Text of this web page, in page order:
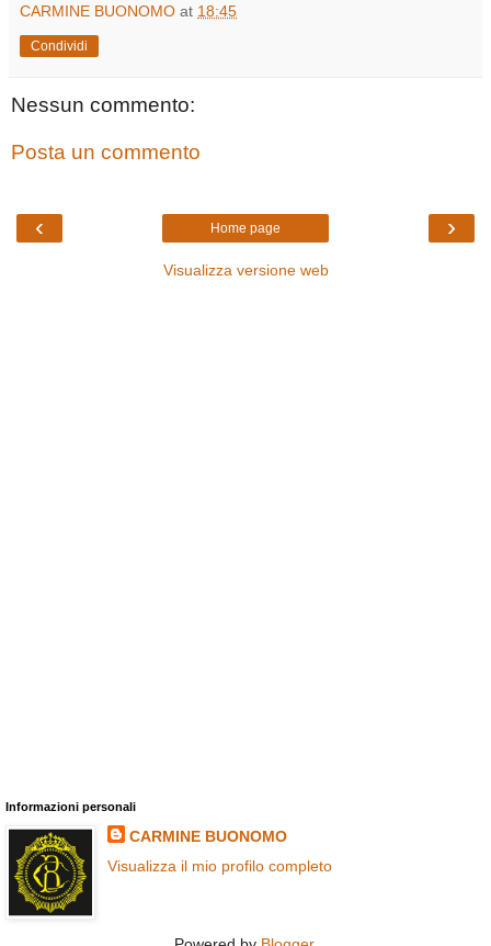
CARMINE BUONOMO at 18:45
Condividi
Nessun commento:
Posta un commento
‹ ›
Home page
Visualizza versione web
Informazioni personali
CARMINE BUONOMO
Visualizza il mio profilo completo